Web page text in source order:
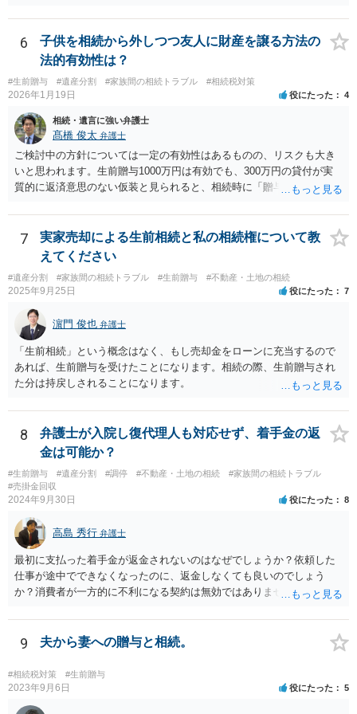
6
子供を相続から外しつつ友人に財産を譲る方法の
法的有効性は？
#生前贈与 #遺産分割 #家族間の相続トラブル #相続税対策
2026年1月19日 役にたった 4
相続・遺言に強い弁護士
髙橋 俊太 弁護士
ご検討中の方針については一定の有効性はあるものの、リスクも大き
いと思われます。生前贈与1000万円は有効でも、300万円の貸付が実
質的に返済意思のない仮装と見られると、相続時に「贈与」と評価さ
法として考えられるものとしては、 ①信託（家族信託・目的信託） 財
産を信託口に移し、受託者（信頼できる友人や専門職）に管理させ、
・生存中はあなたの生活費・介護費に優先充当 ・残余を友人や慈善団
体へ と使途を厳格に指定。相続ではなく信託帰属になるため、子の関
与を大きく排除できます。 ②遺言＋生命保険の組合せ 生活資金は手元
に残し、余剰資金で受取人を友人・団体にした保険を活用。保険金は
相続財産とは別枠で、遺留分対策にも有効と思われます。 ③負担付死
因贈与 「介護・見守り等を条件に、死亡時に財産を渡す」契約。条件
不履行なら無効にでき、老後の安心を担保できます。 ④ 寄附予約＋解
除条件 慈善団体への寄附を予約しつつ、資金不足時は解除できる条項
を設定。 などがあり得るかと思われます。
7
実家売却による生前相続と私の相続権について教
えてください
#遺産分割 #家族間の相続トラブル #生前贈与 #不動産・土地の相続
2025年9月25日 役にたった 7
濵門 俊也 弁護士
「生前相続」という概念はなく、もし売却金をローンに充当するので
あれば、生前贈与を受けたことになります。相続の際、生前贈与され
た分は持戻しされることになります。
8
弁護士が入院し復代理人も対応せず、着手金の返
金は可能か？
#生前贈与 #遺産分割 #調停 #不動産・土地の相続
#家族間の相続トラブル
#売掛金回収
2024年9月30日 役にたった 8
高島 秀行 弁護士
最初に支払った着手金が返金されないのはなぜでしょうか？依頼した
仕事が途中でできなくなったのに、返金しなくても良いのでしょう
か？消費者が一方的に不利になる契約は無効ではありませんか？
務があると思います。 倒れた弁護士が所属する弁護士会に相談さ
れた方がよいと思います。 倒れた弁護士は脳梗塞で倒れたようで
選任したのか 即ち、復代理人の選任は有効なのかという問題もあ
ると思います。
9 夫から妻への贈与と相続。
#相続税対策 #生前贈与
2023年9月6日 役にたった 5